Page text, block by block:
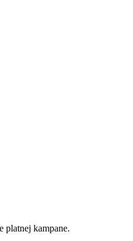
platnej kampane.